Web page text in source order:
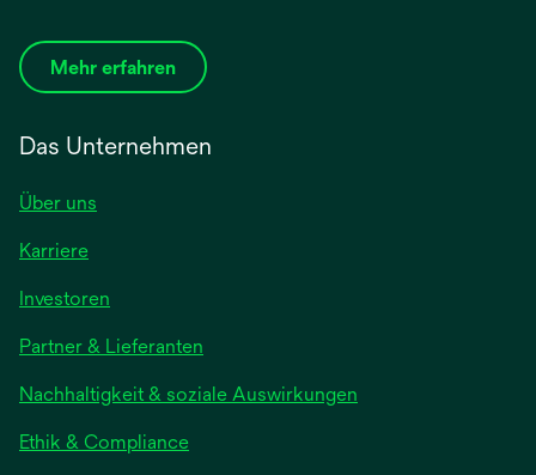
Mehr erfahren
Das Unternehmen
Über uns
Karriere
Investoren
Partner & Lieferanten
Nachhaltigkeit & soziale Auswirkungen
Ethik & Compliance